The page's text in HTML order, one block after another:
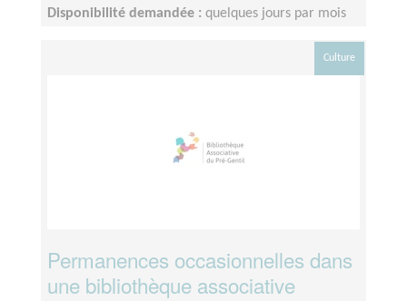
Disponibilité demandée : quelques jours par mois
Culture
Permanences occasionnelles dans
une bibliothèque associative